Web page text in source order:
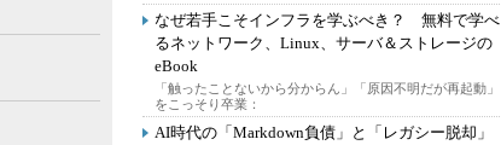
なぜ若手こそインフラを学ぶべき？ 無料で学べ
るネットワーク、Linux、サーバ＆ストレージの
eBook
「触ったことないから分からん」「原因不明だが再起動」
をこっそり卒業：
AI時代の「Markdown負債」と「レガシー脱却」